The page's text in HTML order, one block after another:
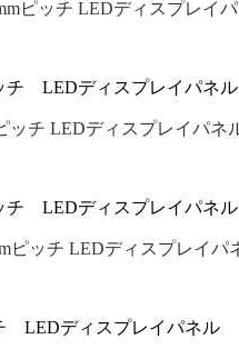
チ LEDディスプレイパネル
チ LEDディスプレイパネル
LEDディスプレイパネル